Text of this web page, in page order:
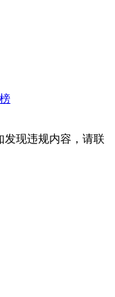
发现违规内容，请联